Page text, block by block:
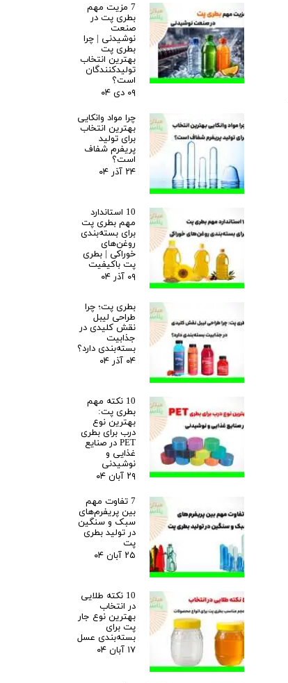
7 مزیت مهم
بطری پت در
صنعت
نوشیدنی | چرا
بطری پت
بهترین انتخاب
تولیدکنندگان
است؟
۰۹ دی ۰۴
چرا مواد وانکایی
بهترین انتخاب
برای تولید
پریفرم شفاف
است؟
۲۴ آذر ۰۴
10 استاندارد
مهم بطری پت
برای بسته‌بندی
روغن‌های
خوراکی | بطری
پت باکیفیت
۰۹ آذر ۰۴
بطری پت؛ چرا
طراحی لیبل
نقش کلیدی در
جذابیت
بسته‌بندی دارد؟
۰۴ آذر ۰۴
10 نکته مهم
بطری پت:
بهترین نوع
درب برای بطری
PET در صنایع
غذایی و
نوشیدنی
۲۹ آبان ۰۴
7 تفاوت مهم
بین پریفرم‌های
سبک و سنگین
در تولید بطری
پت
۲۵ آبان ۰۴
10 نکته طلایی
در انتخاب
بهترین نوع جار
پت برای
بسته‌بندی عسل
۱۷ آبان ۰۴